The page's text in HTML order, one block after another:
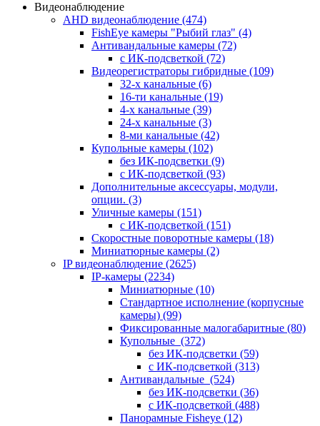
Видеонаблюдение
AHD видеонаблюдение (474)
FishEye камеры "Рыбий глаз" (4)
Антивандальные камеры (72)
с ИК-подсветкой (72)
Видеорегистраторы гибридные (109)
32-х канальные (6)
16-ти канальные (19)
4-х канальные (39)
24-х канальные (3)
8-ми канальные (42)
Купольные камеры (102)
без ИК-подсветки (9)
с ИК-подсветкой (93)
Дополнительные аксессуары, модули,
опции. (3)
Уличные камеры (151)
с ИК-подсветкой (151)
Скоростные поворотные камеры (18)
Миниатюрные камеры (2)
IP видеонаблюдение (2625)
IP-камеры (2234)
Миниатюрные (10)
Стандартное исполнение (корпусные
камеры) (99)
Фиксированные малогабаритные (80)
Купольные (372)
без ИК-подсветки (59)
с ИК-подсветкой (313)
Антивандальные (524)
без ИК-подсветки (36)
с ИК-подсветкой (488)
Панорамные Fisheye (12)